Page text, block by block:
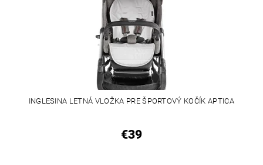
INGLESINA LETNÁ VLOŽKA PRE ŠPORTOVÝ KOČÍK APTICA
€39